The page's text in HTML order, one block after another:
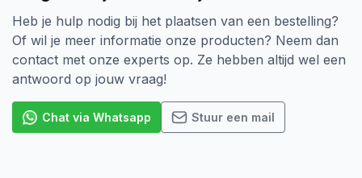
De aandrijving van een Schroef is ook heel belangrijk.
Er zijn verschillende soorten, denk bijvoorbeeld aan
de Kruiskop (Pozidriv). Dat is tot nu toe de meest
voorkomende Schroef op de markt. In opkomst zijn
gereedschap veel grip op de schroef zodat uw
machine niet doorslipt. Dat is één van de reden
Heb je hulp nodig bij het plaatsen van een bestelling?
Of wil je meer informatie onze producten? Neem dan
contact met onze experts op. Ze hebben altijd wel een
antwoord op jouw vraag!
Chat via Whatsapp Stuur een mail